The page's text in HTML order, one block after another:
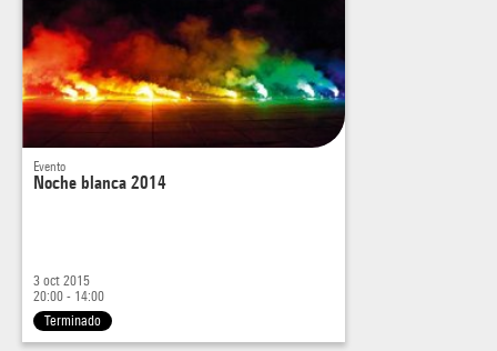
Evento
Noche blanca 2014
3 oct 2015
20:00 - 14:00
Terminado